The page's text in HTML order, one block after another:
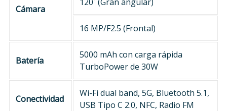
Cámara
16 MP/F2.5 (Frontal)
Batería
5000 mAh con carga rápida
TurboPower de 30W
Conectividad
Wi-Fi dual band, 5G, Bluetooth 5.1,
USB Tipo C 2.0, NFC, Radio FM